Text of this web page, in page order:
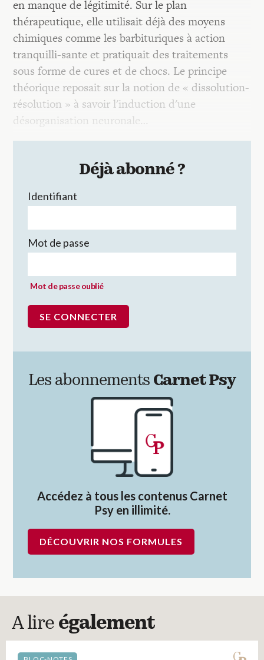
en manque de légitimité. Sur le plan
thérapeutique, elle utilisait déjà des moyens
chimiques comme les barbituriques à action
tranquilli-sante et pratiquait des traitements
sous forme de cures et de chocs. Le principe
théorique reposait sur la notion de « dissolution-
résolution » à savoir l'induction d'une
désorganisation neuronale…
Déjà abonné ?
Identifiant
Mot de passe
Mot de passe oublié
Les abonnements Carnet Psy
Accédez à tous les contenus Carnet
Psy en illimité.
DÉCOUVRIR NOS FORMULES
A lire également